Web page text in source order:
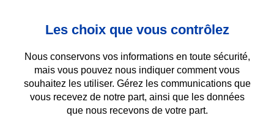
Les choix que vous contrôlez
Nous conservons vos informations en toute sécurité,
mais vous pouvez nous indiquer comment vous
souhaitez les utiliser. Gérez les communications que
vous recevez de notre part, ainsi que les données
que nous recevons de votre part.